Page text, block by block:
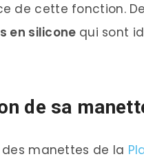
de cette fonction.
en silicone qui sont
de sa
des manettes de la